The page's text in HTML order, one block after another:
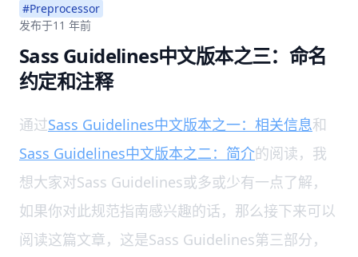
#Preprocessor
发布于11 年前
Sass Guidelines中文版本之三：命名
约定和注释
通过Sass Guidelines中文版本之一：相关信息和
Sass Guidelines中文版本之二：简介的阅读，我
想大家对Sass Guidelines或多或少有一点了解，
如果你对此规范指南感兴趣的话，那么接下来可以
阅读这篇文章，这是Sass Guidelines第三部分，